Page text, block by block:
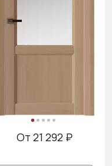
От 21 292 ₽